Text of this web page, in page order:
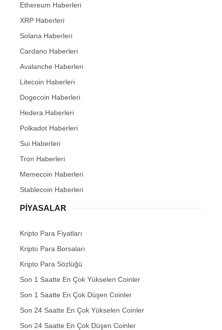
Ethereum Haberleri
XRP Haberleri
Solana Haberleri
Cardano Haberleri
Avalanche Haberleri
Litecoin Haberleri
Dogecoin Haberleri
Hedera Haberleri
Polkadot Haberleri
Sui Haberleri
Tron Haberleri
Memecoin Haberleri
Stablecoin Haberleri
PIYASALAR
Kripto Para Fiyatları
Kripto Para Borsaları
Kripto Para Sözlüğü
Son 1 Saatte En Çok Yükselen Coinler
Son 1 Saatte En Çok Düşen Coinler
Son 24 Saatte En Çok Yükselen Coinler
Son 24 Saatte En Çok Düşen Coinler